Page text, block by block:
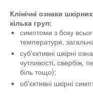
Клінічні ознаки
кілька груп:
симптоми з боку
температури,
суб'єктивні шкірні
чутливості, свербіж,
біль тощо);
об'єктивні шкірні